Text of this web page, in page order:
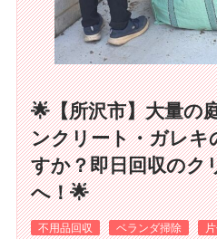
🌟【所沢市】大量の
ンクリート・ガレキ
すか？即日回収のク
へ！🌟
不用品回収 ベランダ掃除